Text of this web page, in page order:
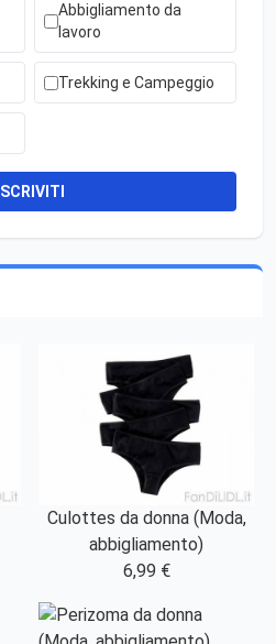
Abbigliamento da
lavoro
Trekking e Campeggio
ISCRIVITI
Culottes da donna (Moda,
abbigliamento)
6,99 €